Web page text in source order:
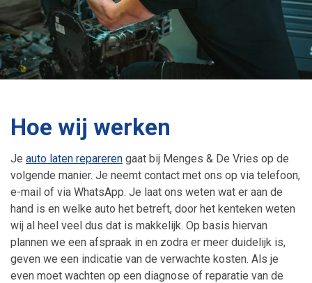
Hoe wij werken
Je auto laten repareren gaat bij Menges & De Vries op de
volgende manier. Je neemt contact met ons op via telefoon,
e-mail of via WhatsApp. Je laat ons weten wat er aan de
hand is en welke auto het betreft, door het kenteken weten
wij al heel veel dus dat is makkelijk. Op basis hiervan
plannen we een afspraak in en zodra er meer duidelijk is,
geven we een indicatie van de verwachte kosten. Als je
even moet wachten op een diagnose of reparatie van de